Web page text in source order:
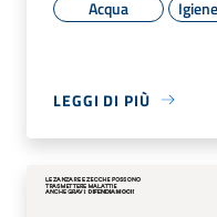
Acqua
LEGGI DI PIÙ